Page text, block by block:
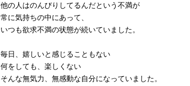
他の人はのんびりしてるんだという不満が
常に気持ちの中にあって、
いつも欲求不満の状態が続いていました。
毎日、嬉しいと感じることもない
何をしても、楽しくない
そんな無気力、無感動な自分になっていました。